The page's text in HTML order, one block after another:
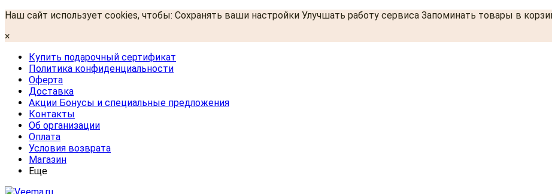
Наш сайт использует cookies, чтобы: Сохранять ваши настройки Улучшать работу сервиса Запоминать товары в
×
Купить подарочный сертификат
Политика конфиденциальности
Оферта
Доставка
Акции Бонусы и специальные предложения
Контакты
Об организации
Оплата
Условия возврата
Магазин
Еще